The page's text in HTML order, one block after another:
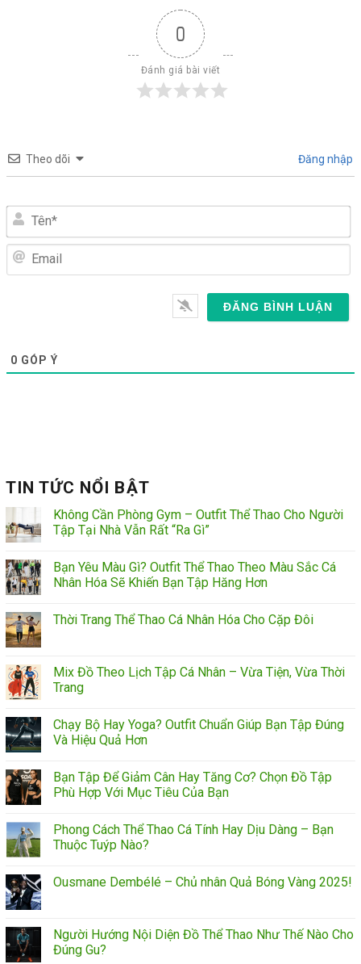
0
Đánh giá bài viết
Theo dõi Đăng nhập
Tên*
0 GÓP Ý
TIN TỨC NỔI BẬT
Không Cần Phòng Gym – Outfit Thể Thao Cho Người
Tập Tại Nhà Vẫn Rất “Ra Gì”
Bạn Yêu Màu Gì? Outfit Thể Thao Theo Màu Sắc Cá
Nhân Hóa Sẽ Khiến Bạn Tập Hăng Hơn
Thời Trang Thể Thao Cá Nhân Hóa Cho Cặp Đôi
Mix Đồ Theo Lịch Tập Cá Nhân – Vừa Tiện, Vừa Thời
Trang
Chạy Bộ Hay Yoga? Outfit Chuẩn Giúp Bạn Tập Đúng
Và Hiệu Quả Hơn
Bạn Tập Để Giảm Cân Hay Tăng Cơ? Chọn Đồ Tập
Phù Hợp Với Mục Tiêu Của Bạn
Phong Cách Thể Thao Cá Tính Hay Dịu Dàng – Bạn
Thuộc Tuýp Nào?
Ousmane Dembélé – Chủ nhân Quả Bóng Vàng 2025!
Người Hướng Nội Diện Đồ Thể Thao Như Thế Nào Cho
Đúng Gu?